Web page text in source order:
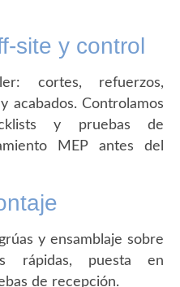
site y control
cortes, refuerzos,
acabados. Controlamos
y pruebas de
MEP antes del
y ensamblaje sobre
rápidas, puesta en
de recepción.